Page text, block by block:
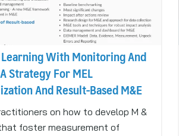
With Monitoring And
Strategy For MEL
And Result-Based M&E
on how to develop M &
foster measurement of